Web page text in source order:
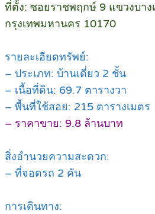
ที่ตั้ง: ซอยราชพฤกษ์ 9 แขวงบา
กรุงเทพมหานคร 10170
รายละเอียดทรัพย์:
– ประเภท: บ้านเดี่ยว 2 ชั้น
– เนื้อที่ดิน: 69.7 ตารางวา
– พื้นที่ใช้สอย: 215 ตารางเมตร
– ราคาขาย: 9.8 ล้านบาท
สิ่งอำนวยความสะดวก:
– ที่จอดรถ 2 คัน
การเดินทาง: